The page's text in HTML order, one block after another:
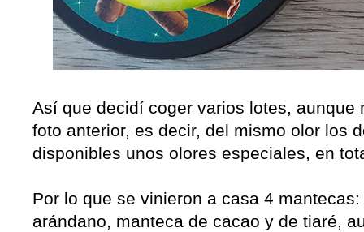
Así que decidí coger varios lotes, aunque
foto anterior, es decir, del mismo olor los
disponibles unos olores especiales, en
Por lo que se vinieron a casa 4
arándano, manteca de cacao y de tiaré,